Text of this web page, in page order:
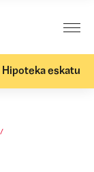
Hipoteka eskatu